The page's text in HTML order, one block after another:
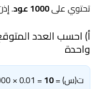
تحتوي على1000 عود .
أ) احسب العدد
واحدة
ت(س) = np = 1000 × 0.01 =10